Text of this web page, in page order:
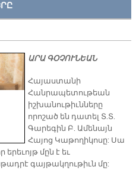
ԱՐԱ ԳՕՉՈՒՆԵԱՆ
​Հայաստանի
Հանրապետութեան
իշխանութիւնները
որոշած են դատել Տ.Տ.
Գարեգին Բ. Ամենայն
Հայոց Կաթողիկոսը: Սա
մըն է եւ
գայթակղութիւն մը: